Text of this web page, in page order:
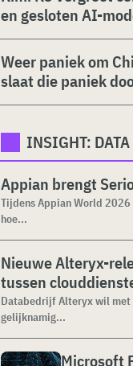
en gesloten AI-
Weer paniek om
slaat die paniek
INSIGHT:
Appian brengt
Tijdens Appian World
hoe...
Nieuwe Alteryx-
tussen
Databedrijf Alteryx wil met
gelijknamig...
Microsoft